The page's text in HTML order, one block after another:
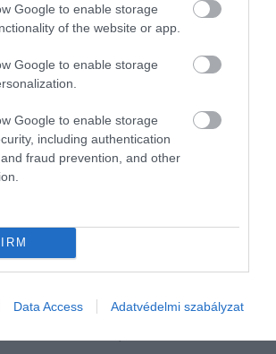
Google to enable storage
of the website or app.
Google to enable storage
Google to enable storage
including authentication
fraud prevention, and other
Data Access Adatvédelmi szabályzat
3 milliárd eurót
kibocsátáson. A kötvényekre